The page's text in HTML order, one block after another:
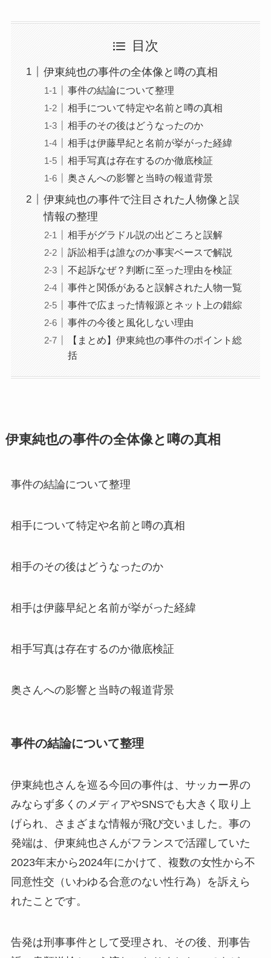
目次
伊東純也の事件の全体像と噂の真相
事件の結論について整理
相手について特定や名前と噂の真相
相手のその後はどうなったのか
相手は伊藤早紀と名前が挙がった経緯
相手写真は存在するのか徹底検証
奥さんへの影響と当時の報道背景
伊東純也の事件で注目された人物像と誤
情報の整理
相手がグラドル説の出どころと誤解
訴訟相手は誰なのか事実ベースで解説
不起訴なぜ？判断に至った理由を検証
事件と関係があると誤解された人物一覧
事件で広まった情報源とネット上の錯綜
事件の今後と風化しない理由
【まとめ】伊東純也の事件のポイント総
括
伊東純也の事件の全体像と噂の真相
事件の結論について整理
相手について特定や名前と噂の真相
相手のその後はどうなったのか
相手は伊藤早紀と名前が挙がった経緯
相手写真は存在するのか徹底検証
奥さんへの影響と当時の報道背景
事件の結論について整理
伊東純也さんを巡る今回の事件は、サッカー界の
みならず多くのメディアやSNSでも大きく取り上
げられ、さまざまな情報が飛び交いました。事の
発端は、伊東純也さんがフランスで活躍していた
2023年末から2024年にかけて、複数の女性から不
同意性交（いわゆる合意のない性行為）を訴えら
れたことです。
告発は刑事事件として受理され、その後、刑事告